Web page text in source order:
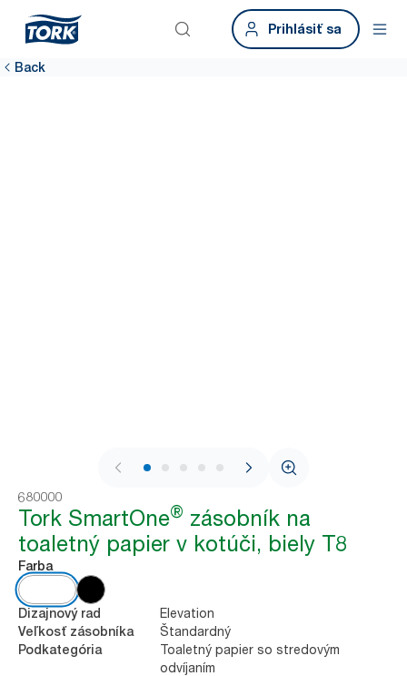
Prihlásiť sa
Back
1 / 9
680000
Tork SmartOne® zásobník na
toaletný papier v kotúči, biely T8
Farba
Dizajnový rad Elevation
Veľkosť zásobníka Štandardný
Podkategória
Toaletný papier so stredovým
odvíjaním